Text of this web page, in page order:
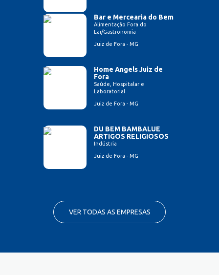
Bar e Mercearia do Bem
Alimentação Fora do
Lar/Gastronomia
Juiz de Fora - MG
Home Angels Juiz de
Fora
Saúde, Hospitalar e
Laboratorial
Juiz de Fora - MG
DU BEM BAMBALUE
ARTIGOS RELIGIOSOS
Indústria
Juiz de Fora - MG
VER TODAS AS EMPRESAS